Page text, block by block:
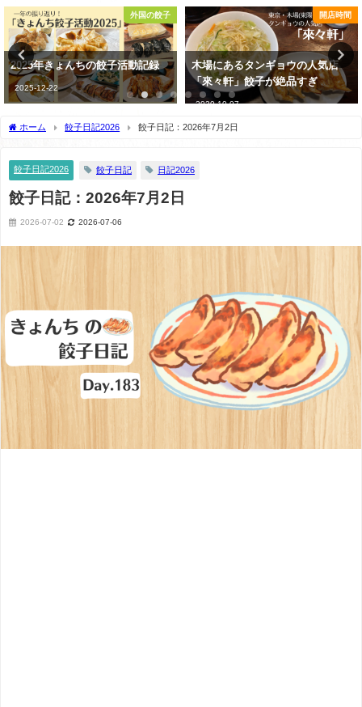
国の餃子
記録
開店時間
木場にあるタンギョウの人気店
「來々軒」餃子が絶品すぎ
2020-10-07
コンビニ
業務スーパーの鶏皮ぎょ
強に絶品すぎる
2021-06-17
ホーム 餃子日記2026 餃子日記：2026年7月2日
餃子日記2026 餃子日記 日記2026
餃子日記：2026年7月2日
2026-07-02 2026-07-06